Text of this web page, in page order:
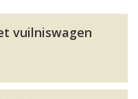
vuilniswagen